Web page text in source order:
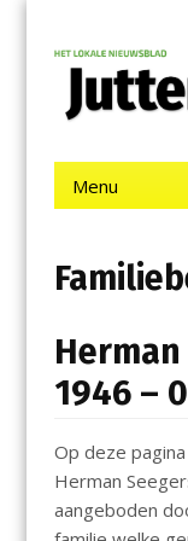
contentJutter
Menu
1946 –
Op deze
Herman
aangeboden